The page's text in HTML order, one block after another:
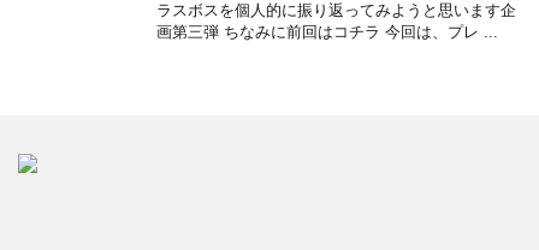
ラスボスを個人的に振り返ってみようと思います企
画第三弾 ちなみに前回はコチラ 今回は、プレ ...